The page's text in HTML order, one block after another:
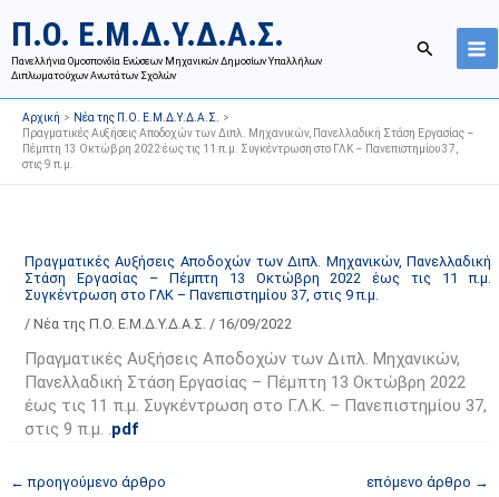
περιεχόμενο
Π.Ο. Ε.Μ.Δ.Υ.Δ.Α.Σ.
Πανελλήνια Ομοσπονδία Ενώσεων Μηχανικών Δημοσίων Υπαλλήλων
Διπλωματούχων Ανωτάτων Σχολών
Αναζήτηση
Αρχική
Νέα της Π.Ο. Ε.Μ.Δ.Υ.Δ.Α.Σ.
Πραγματικές Αυξήσεις Αποδοχών των Διπλ. Μηχανικών, Πανελλαδική Στάση Εργασίας –
Πέμπτη 13 Οκτώβρη 2022 έως τις 11 π.μ. Συγκέντρωση στο ΓΛΚ – Πανεπιστημίου 37,
στις 9 π.μ.
Πραγματικές Αυξήσεις Αποδοχών των Διπλ. Μηχανικών, Πανελλαδική
Στάση Εργασίας – Πέμπτη 13 Οκτώβρη 2022 έως τις 11 π.μ.
Συγκέντρωση στο ΓΛΚ – Πανεπιστημίου 37, στις 9 π.μ.
/ Νέα της Π.Ο. Ε.Μ.Δ.Υ.Δ.Α.Σ. / 16/09/2022
Πραγματικές Αυξήσεις Αποδοχών των Διπλ. Μηχανικών,
Πανελλαδική Στάση Εργασίας – Πέμπτη 13 Οκτώβρη 2022
έως τις 11 π.μ. Συγκέντρωση στο Γ.Λ.Κ. – Πανεπιστημίου 37,
στις 9 π.μ. .pdf
← προηγούμενο άρθρο επόμενο άρθρο →
τ
ο
ρ
ι
ν
α
ρ
ή
σ
ε
ν
τ
η
γ
ο
ς
ά
ρ
ρ
ω
ν
σ